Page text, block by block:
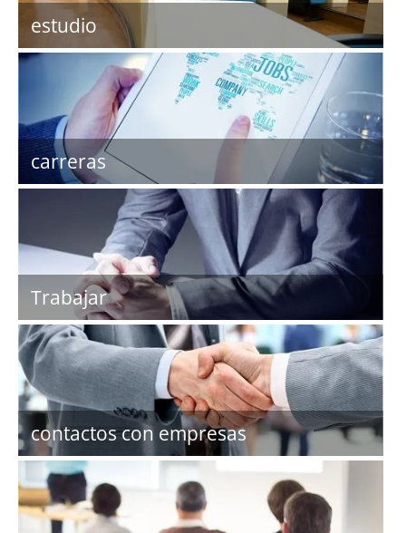
estudio
carreras
Trabajar
contactos con empresas